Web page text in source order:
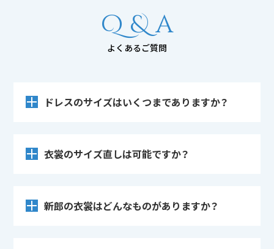
Q & a
よくあるご質問
ドレスのサイズはいくつまでありますか？
衣裳のサイズ直しは可能ですか？
新郎の衣裳はどんなものがありますか？